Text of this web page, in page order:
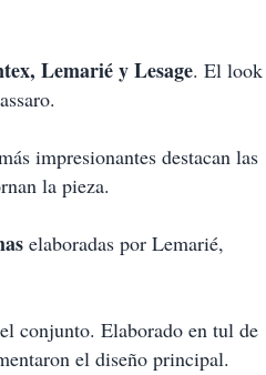
Lemarié y Lesage. El look
impresionantes destacan las
la pieza.
elaboradas por Lemarié,
conjunto. Elaborado en tul de
el diseño principal.